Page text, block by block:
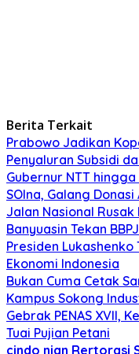
Berita Terkait
Prabowo Jadikan
Penyaluran Subsidi
Gubernur NTT
SOIna, Galang
Jalan Nasional Rusak
Banyuasin Tekan
Presiden
Ekonomi Indonesia
Bukan Cuma Cetak
Kampus Sokong
Gebrak PENAS XVII,
Tuai Pujian Petani
cindo nian Rertorasi